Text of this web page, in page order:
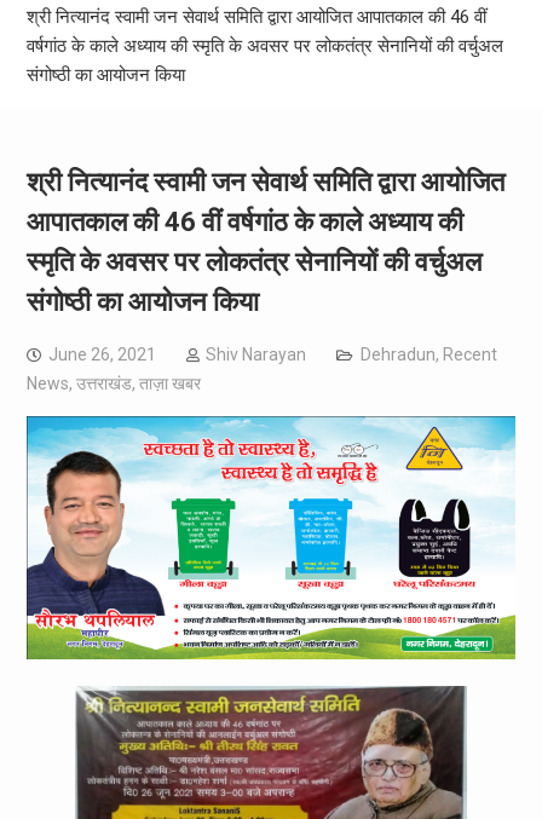
श्री नित्यानंद स्वामी जन सेवार्थ समिति द्वारा आयोजित आपातकाल की 46 वीं
वर्षगांठ के काले अध्याय की स्मृति के अवसर पर लोकतंत्र सेनानियों की वर्चुअल
संगोष्ठी का आयोजन किया
श्री नित्यानंद स्वामी जन सेवार्थ समिति द्वारा आयोजित
आपातकाल की 46 वीं वर्षगांठ के काले अध्याय की
स्मृति के अवसर पर लोकतंत्र सेनानियों की वर्चुअल
संगोष्ठी का आयोजन किया
June 26, 2021 Shiv Narayan Dehradun, Recent
News, उत्तराखंड, ताज़ा खबर